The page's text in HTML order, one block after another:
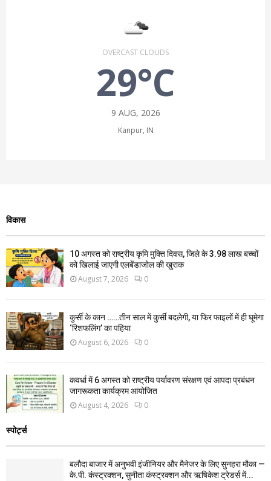
OVERCAST CLOUDS
29°C
9 AUG, 2026
Kanpur, IN
विकास
10 अगस्त को राष्ट्रीय कृमि मुक्ति दिवस, जिले के 3.98 लाख बच्चों
को खिलाई जाएगी एलबेंडाजोल की खुराक
August 7, 2026 0
कुर्सी के कान ……तीन साल में कुर्सी बदलेगी, या फिर फाइलों में ही घूमेगा
‘रिशफलिंग’ का पहिया
August 6, 2026 0
कवर्धा में 6 अगस्त को राष्ट्रीय पर्यावरण संरक्षण एवं आपदा प्रबंधन
जागरूकता कार्यक्रम आयोजित
August 4, 2026 0
स्पोर्ट्स
बलौदा बाजार में अनुभवी इंजीनियर और मैनेजर के लिए सुनहरा मौका —
के.पी. कंस्ट्रक्शन, सुनीता कंस्ट्रक्शन और ऋषिकेश ट्रेडर्स में...